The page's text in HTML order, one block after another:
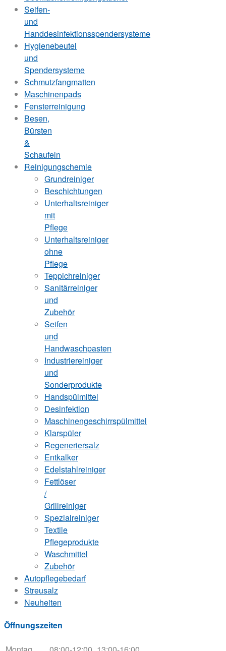
Seifen-
und
Handdesinfektionsspendersysteme
Hygienebeutel
und
Spendersysteme
Schmutzfangmatten
Maschinenpads
Fensterreinigung
Besen,
Bürsten
&
Schaufeln
Reinigungschemie
Grundreiniger
Beschichtungen
Unterhaltsreiniger
mit
Pflege
Unterhaltsreiniger
ohne
Pflege
Teppichreiniger
Sanitärreiniger
und
Zubehör
Seifen
und
Handwaschpasten
Industriereiniger
und
Sonderprodukte
Handspülmittel
Desinfektion
Maschinengeschirrspülmittel
Klarspüler
Regeneriersalz
Entkalker
Edelstahlreiniger
Fettlöser
/
Grillreiniger
Spezialreiniger
Textile
Pflegeprodukte
Waschmittel
Zubehör
Autopflegebedarf
Streusalz
Neuheiten
Öffnungszeiten